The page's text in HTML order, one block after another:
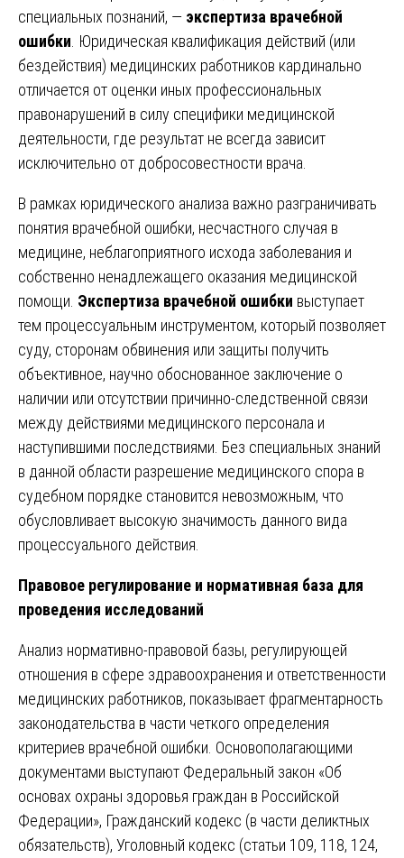
специальных познаний, — экспертиза врачебной
ошибки . Юридическая квалификация действий (или
бездействия) медицинских работников кардинально
отличается от оценки иных профессиональных
правонарушений в силу специфики медицинской
деятельности, где результат не всегда зависит
исключительно от добросовестности врача.
В рамках юридического анализа важно разграничивать
понятия врачебной ошибки, несчастного случая в
медицине, неблагоприятного исхода заболевания и
собственно ненадлежащего оказания медицинской
помощи. Экспертиза врачебной ошибки выступает
тем процессуальным инструментом, который позволяет
суду, сторонам обвинения или защиты получить
объективное, научно обоснованное заключение о
наличии или отсутствии причинно-следственной связи
между действиями медицинского персонала и
наступившими последствиями. Без специальных знаний
в данной области разрешение медицинского спора в
судебном порядке становится невозможным, что
обусловливает высокую значимость данного вида
процессуального действия.
Правовое регулирование и нормативная база для
проведения исследований
Анализ нормативно-правовой базы, регулирующей
отношения в сфере здравоохранения и ответственности
медицинских работников, показывает фрагментарность
законодательства в части четкого определения
критериев врачебной ошибки. Основополагающими
документами выступают Федеральный закон «Об
основах охраны здоровья граждан в Российской
Федерации», Гражданский кодекс (в части деликтных
обязательств), Уголовный кодекс (статьи 109, 118, 124,